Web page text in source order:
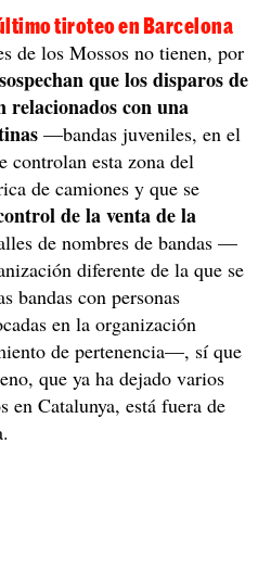
tiroteo en Barcelona
de los Mossos no tienen, por
sospechan que los disparos de
relacionados con una
—bandas juveniles, en el
esta zona del
de camiones y que se
de la venta de la
de nombres de bandas —
diferente de la que se
bandas con personas
en la organización
de pertenencia—, sí que
que ya ha dejado varios
en Catalunya, está fuera de